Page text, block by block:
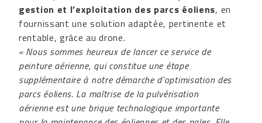
gestion et l’exploitation des parcs éoliens, en
fournissant une solution adaptée, pertinente et
rentable, grâce au drone.
« Nous sommes heureux de lancer ce service de
peinture aérienne, qui constitue une étape
supplémentaire à notre démarche d’optimisation des
parcs éoliens. La maîtrise de la pulvérisation
aérienne est une brique technologique importante